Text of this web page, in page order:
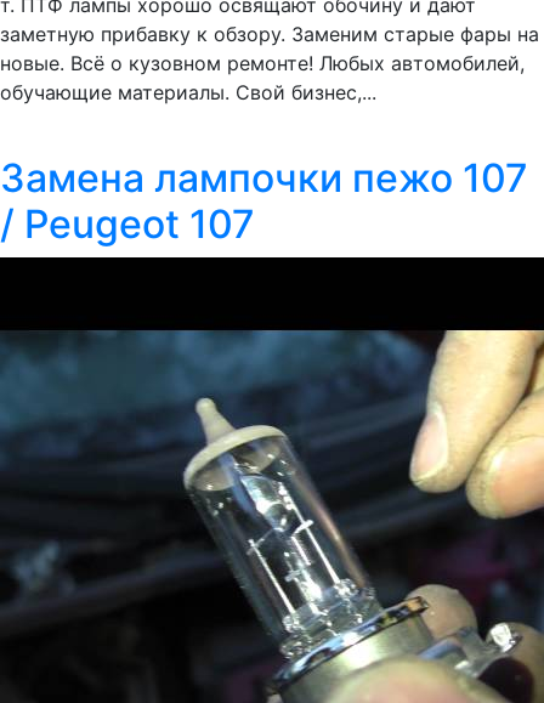
т. ПТФ лампы хорошо освящают обочину и дают
заметную прибавку к обзору. Заменим старые фары на
новые. Всё о кузовном ремонте! Любых автомобилей,
обучающие материалы. Свой бизнес,...
Замена лампочки пежо 107
/ Peugeot 107